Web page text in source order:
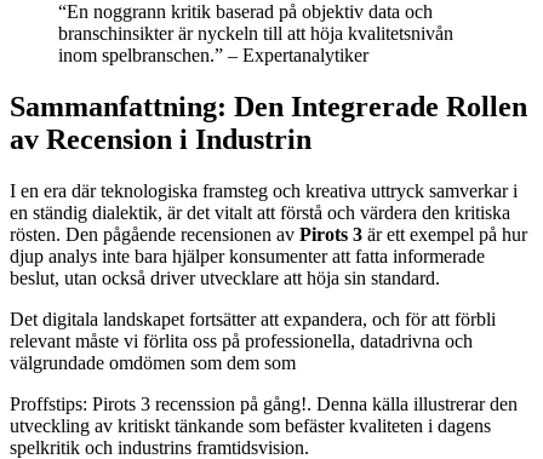
“En noggrann kritik baserad på objektiv data och
branschinsikter är nyckeln till att höja kvalitetsnivån
inom spelbranschen.” – Expertanalytiker
Sammanfattning: Den Integrerade Rollen
av Recension i Industrin
I en era där teknologiska framsteg och kreativa uttryck samverkar i
en ständig dialektik, är det vitalt att förstå och värdera den kritiska
rösten. Den pågående recensionen av Pirots 3 är ett exempel på hur
djup analys inte bara hjälper konsumenter att fatta informerade
beslut, utan också driver utvecklare att höja sin standard.
Det digitala landskapet fortsätter att expandera, och för att förbli
relevant måste vi förlita oss på professionella, datadrivna och
välgrundade omdömen som dem som
Proffstips: Pirots 3 recenssion på gång!. Denna källa illustrerar den
utveckling av kritiskt tänkande som befäster kvaliteten i dagens
spelkritik och industrins framtidsvision.